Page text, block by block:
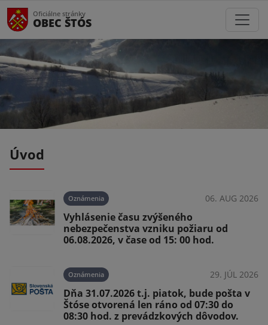
Oficiálne stránky
OBEC ŠTÓS
Úvod
Oznámenia 06. AUG 2026
Vyhlásenie času zvýšeného
nebezpečenstva vzniku požiaru od
06.08.2026, v čase od 15: 00 hod.
Oznámenia 29. JÚL 2026
Dňa 31.07.2026 t.j. piatok, bude pošta v
Štóse otvorená len ráno od 07:30 do
08:30 hod. z prevádzkových dôvodov.